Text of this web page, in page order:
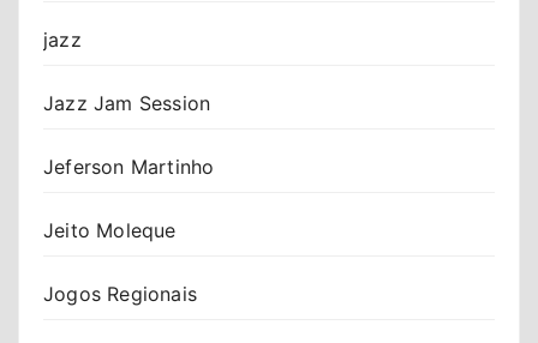
jazz
Jazz Jam Session
Jeferson Martinho
Jeito Moleque
Jogos Regionais